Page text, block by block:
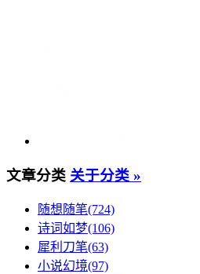
文章分类 关于分类 »
随想随笔(724)
诗词如梦(106)
犀利刀笔(63)
小说幻境(97)